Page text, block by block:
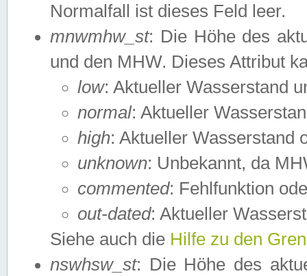
Normalfall ist dieses Feld leer.
mnwmhw_st: Die Höhe des
und den MHW. Dieses Attribut
low: Aktueller Wasserstand
normal: Aktueller
high: Aktueller Wasserstand
unknown: Unbekannt, da
commented: Fehlfunktion
out-dated: Aktueller
Siehe auch die Hilfe zu den
nswhsw_st: Die Höhe des